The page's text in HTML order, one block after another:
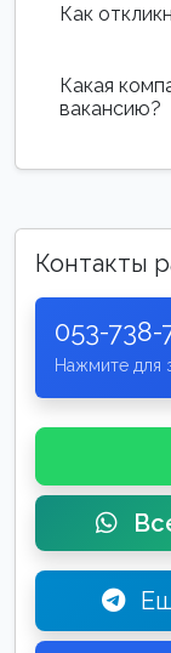
Как
Какая
вакансию?
Контакты
053-738-
Нажмите для